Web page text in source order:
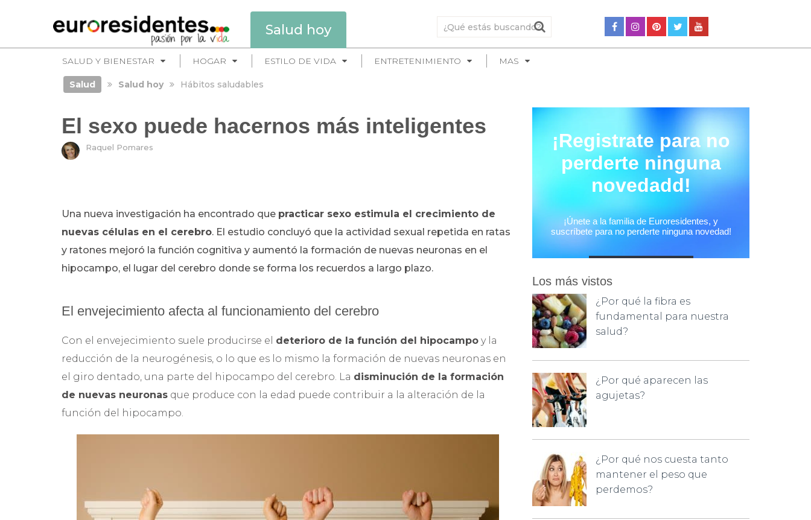
Salud hoy
SALUD Y BIENESTAR HOGAR ESTILO DE VIDA ENTRETENIMIENTO MAS
Salud Salud hoy Hábitos saludables
El sexo puede hacernos más inteligentes
Raquel Pomares
Una nueva investigación ha encontrado que practicar sexo estimula el crecimiento de
nuevas células en el cerebro. El estudio concluyó que la actividad sexual repetida en ratas
y ratones mejoró la función cognitiva y aumentó la formación de nuevas neuronas en el
hipocampo, el lugar del cerebro donde se forma los recuerdos a largo plazo.
El envejecimiento afecta al funcionamiento del cerebro
Con el envejecimiento suele producirse el deterioro de la función del hipocampo y la
reducción de la neurogénesis, o lo que es lo mismo la formación de nuevas neuronas en
el giro dentado, una parte del hipocampo del cerebro. La disminución de la formación
de nuevas neuronas que produce con la edad puede contribuir a la alteración de la
función del hipocampo.
Los más vistos
¿Por qué la fibra es
fundamental para nuestra
salud?
¿Por qué aparecen las
agujetas?
¿Por qué nos cuesta tanto
mantener el peso que
perdemos?